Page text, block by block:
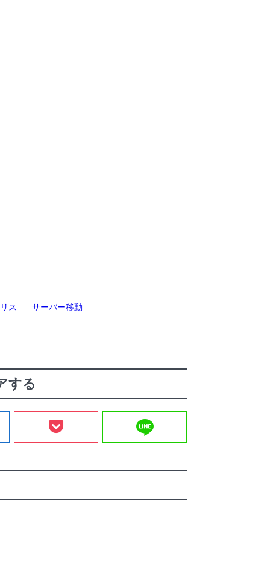
ス
サーバー移動
する
line